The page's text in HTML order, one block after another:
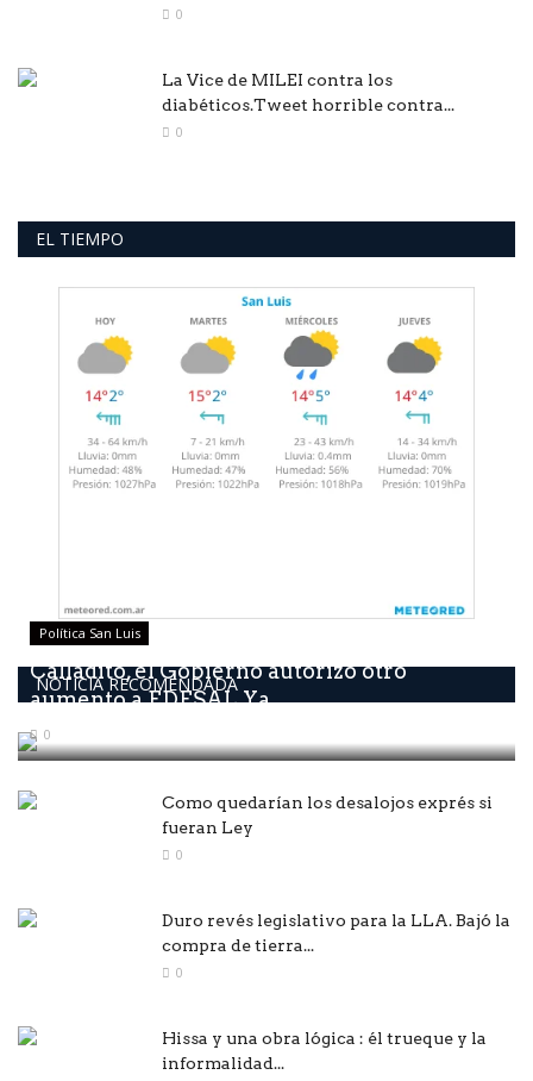
0
La Vice de MILEI contra los
diabéticos.Tweet horrible contra...
0
EL TIEMPO
NOTICIA RECOMENDADA
Política San Luis
Calladito, él Gobierno autorizó otro
aumento a EDESAL Ya...
0
Como quedarían los desalojos exprés si
fueran Ley
0
Duro revés legislativo para la LLA. Bajó la
compra de tierra...
0
Hissa y una obra lógica : él trueque y la
informalidad...